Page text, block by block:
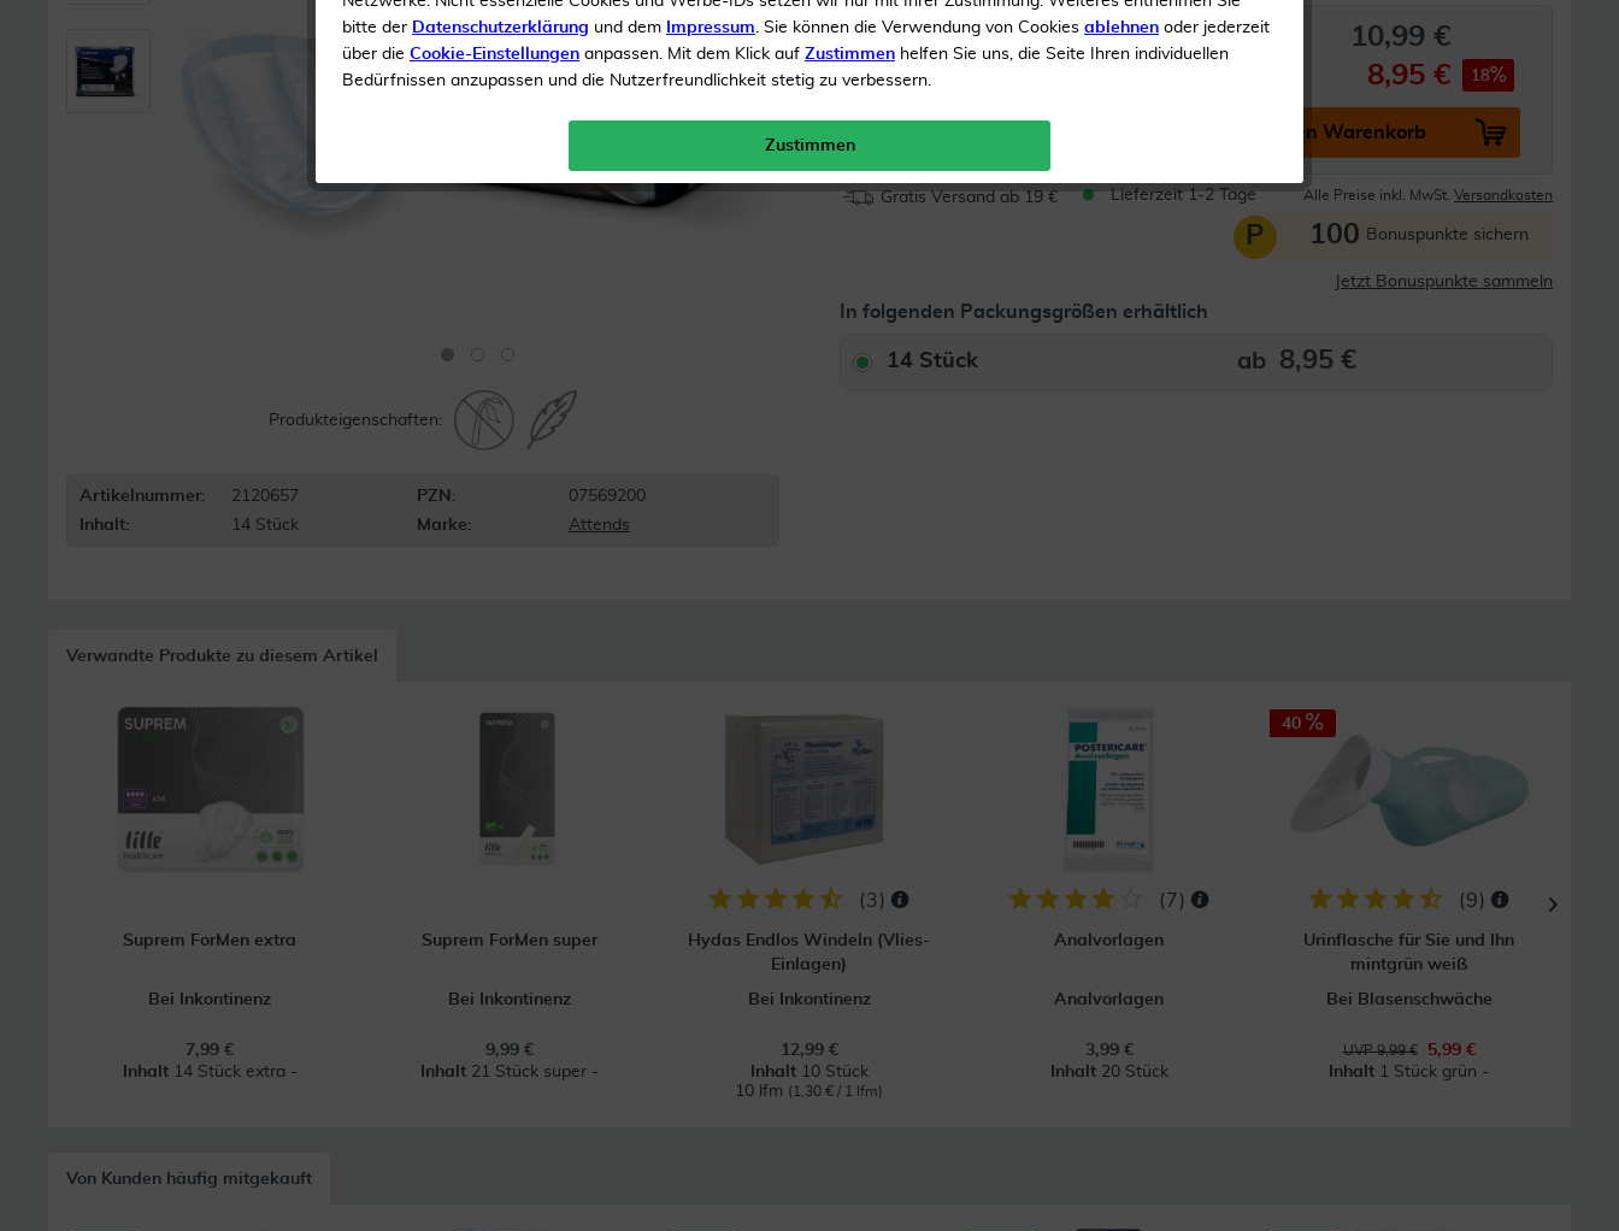
Produkteigenschaften:
Artikelnummer: 2120657 PZN:
07569200
Inhalt:
14 Stück Marke: Attends
Inhalt14 Stück 10,99 €
8,95 € 18
In den Warenkorb
Gratis Versand ab 19 € Lieferzeit 1-2 Tage Alle Preise inkl. MwSt. Versandkosten
P 100 Bonuspunkte sichern
Jetzt Bonuspunkte sammeln
In folgenden Packungsgrößen erhältlich
14 Stück ab 8,95 €
Verwandte Produkte zu diesem Artikel
Suprem ForMen extra
Bei Inkontinenz
7,99 €
Inhalt 14 Stück extra -
Suprem ForMen super
Bei Inkontinenz
9,99 €
Inhalt 21 Stück super -
(3)
Hydas Endlos Windeln (Vlies-
Einlagen)
Bei Inkontinenz
12,99 €
Inhalt 10 Stück
10 lfm (1,30 € / 1 lfm)
( 7 )
Analvorlagen
Analvorlagen
3,99 €
Inhalt 20 Stück
40
(9)
Urinflasche für Sie und Ihn
mintgrün weiß
Bei Blasenschwäche
UVP 9,99 €
5,99 €
Inhalt 1 Stück grün -
Von Kunden häufig mitgekauft
bitte der Datenschutzerklärung und dem Impressum. Sie können die Verwendung von Cookies ablehnen oder jederzeit
über die Cookie-Einstellungen anpassen. Mit dem Klick auf Zustimmen helfen Sie uns, die Seite Ihren individuellen
Bedürfnissen anzupassen und die Nutzerfreundlichkeit stetig zu verbessern.
Zustimmen